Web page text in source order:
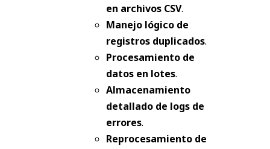
en archivos CSV.
Manejo lógico de
registros duplicados.
Procesamiento de
datos en lotes.
Almacenamiento
detallado de logs de
errores.
Reprocesamiento de